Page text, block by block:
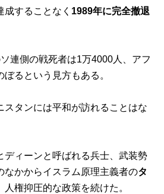
することなく 1989年に完全撤退
連側の戦死者は1万4000人、アフ
るという見方もある。
スタンには平和が訪れることはな
ディーンと呼ばれる兵士、武装勢
なかからイスラム原理主義者のタ
、人権抑圧的な政策を続けた。